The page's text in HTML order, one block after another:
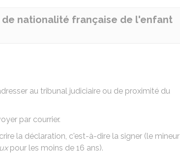
nationalité française de l'enfant
au tribunal judiciaire ou de proximité du
par courrier.
la déclaration, c'est-à-dire la signer (le mineur
pour les moins de 16 ans).